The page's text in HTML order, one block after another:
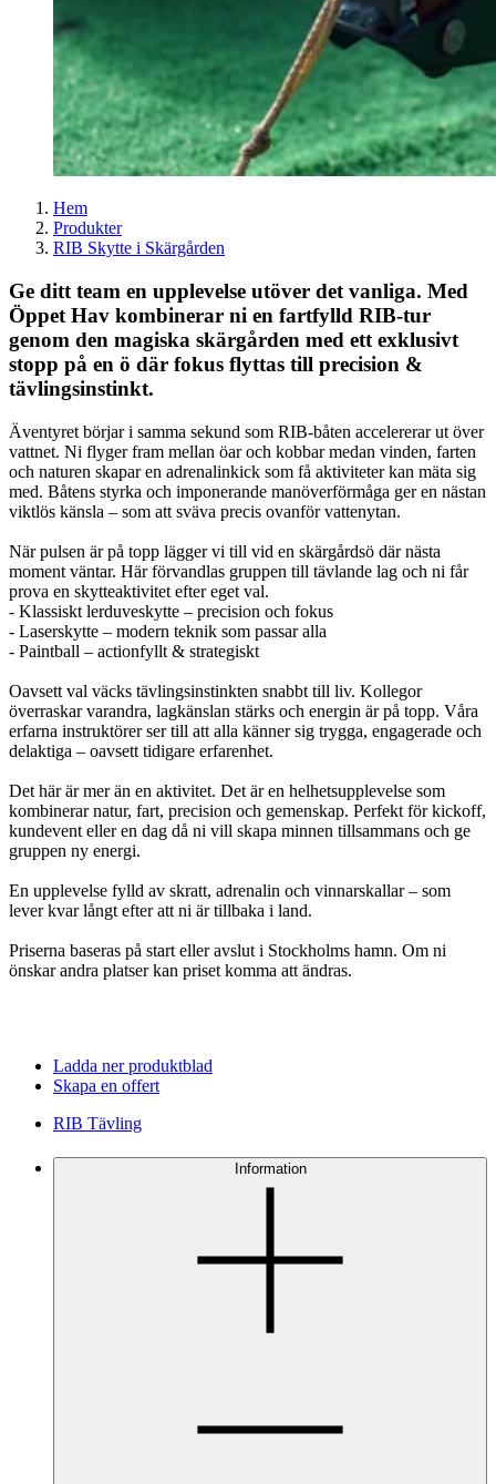
Hem
Produkter
RIB Skytte i Skärgården
Ge ditt team en upplevelse utöver det vanliga. Med
Öppet Hav kombinerar ni en fartfylld RIB-tur
genom den magiska skärgården med ett exklusivt
stopp på en ö där fokus flyttas till precision &
tävlingsinstinkt.
Äventyret börjar i samma sekund som RIB-båten accelererar ut över
vattnet. Ni flyger fram mellan öar och kobbar medan vinden, farten
och naturen skapar en adrenalinkick som få aktiviteter kan mäta sig
med. Båtens styrka och imponerande manöverförmåga ger en nästan
viktlös känsla – som att sväva precis ovanför vattenytan.
När pulsen är på topp lägger vi till vid en skärgårdsö där nästa
moment väntar. Här förvandlas gruppen till tävlande lag och ni får
prova en skytteaktivitet efter eget val.
- Klassiskt lerduveskytte – precision och fokus
- Laserskytte – modern teknik som passar alla
- Paintball – actionfyllt & strategiskt
Oavsett val väcks tävlingsinstinkten snabbt till liv. Kollegor
överraskar varandra, lagkänslan stärks och energin är på topp. Våra
erfarna instruktörer ser till att alla känner sig trygga, engagerade och
delaktiga – oavsett tidigare erfarenhet.
Det här är mer än en aktivitet. Det är en helhetsupplevelse som
kombinerar natur, fart, precision och gemenskap. Perfekt för kickoff,
kundevent eller en dag då ni vill skapa minnen tillsammans och ge
gruppen ny energi.
En upplevelse fylld av skratt, adrenalin och vinnarskallar – som
lever kvar långt efter att ni är tillbaka i land.
Priserna baseras på start eller avslut i Stockholms hamn. Om ni
önskar andra platser kan priset komma att ändras.
Ladda ner produktblad
Skapa en offert
RIB Tävling
Information